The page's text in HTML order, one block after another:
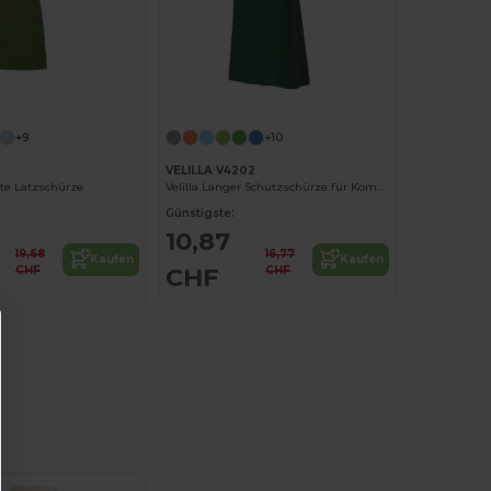
+9
Latzschürze
19,68
CHF
Kaufen
+10
VELILLA V4202
Velilla Langer Schutzschürze für Komfort
Günstigste:
10,87
CHF
16,77
CHF
Kaufen